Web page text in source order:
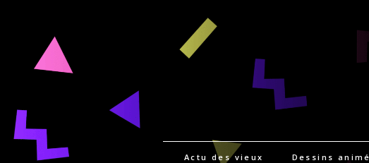
Actu des vieux Dessins